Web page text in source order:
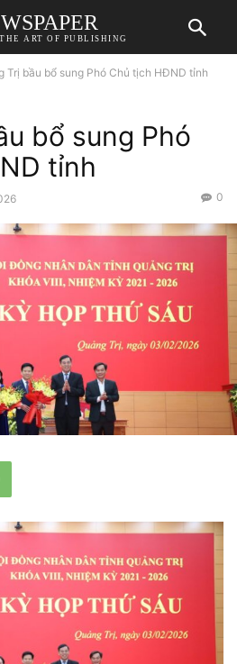
ART OF PUBLISHING
Trị bầu bổ sung Phó Chủ tịch HĐND tỉnh
bổ sung Phó
tỉnh
0